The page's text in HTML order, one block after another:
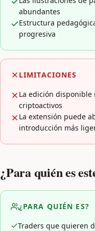
abundantes
Estructura
progresiva
LIMITACIONES
La edición
criptoactivos
La extensión puede
introducción más
¿Para quién es
¿PARA QUIÉN ES?
Traders que quieren